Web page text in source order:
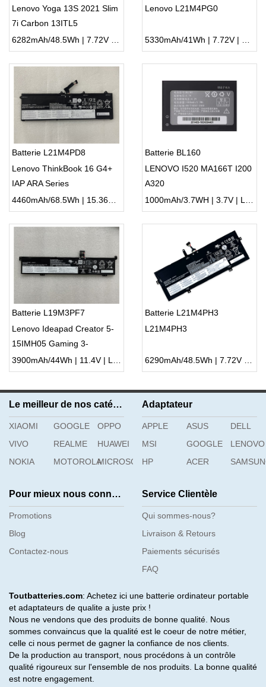
Lenovo Yoga 13S 2021 Slim
7i Carbon 13ITL5
6282mAh/48.5Wh | 7.72V | Li-ion ...
Lenovo L21M4PG0
5330mAh/41Wh | 7.72V | Li-ion ...
Batterie L21M4PD8
Lenovo ThinkBook 16 G4+
IAP ARA Series
4460mAh/68.5Wh | 15.36V | Li-ion ...
Batterie BL160
LENOVO I520 MA166T I200
A320
1000mAh/3.7WH | 3.7V | Li-ion ...
Batterie L19M3PF7
Lenovo Ideapad Creator 5-
15IMH05 Gaming 3-
15ARH05
3900mAh/44Wh | 11.4V | Li-ion ...
Batterie L21M4PH3
L21M4PH3
6290mAh/48.5Wh | 7.72V | Li-ion ...
Le meilleur de nos catégories
XIAOMI GOOGLE
OPPO
VIVO
REALME
HUAWEI
NOKIA
MOTOROLAMICROSOFT
Adaptateur
APPLE ASUS
DELL
MSI
GOOGLE
LENOVO
HP
ACER
Pour mieux nous connaître
Promotions
Blog
Contactez-nous
Service Clientèle
Qui sommes-nous?
Livraison & Retours
Paiements sécurisés
FAQ
Toutbatteries.com: Achetez ici une batterie ordinateur portable
et adaptateurs de qualite a juste prix !
Nous ne vendons que des produits de bonne qualité. Nous
sommes convaincus que la qualité est le coeur de notre métier,
celle ci nous permet de gagner la confiance de nos clients.
De la production au transport, nous procédons à un contrôle
qualité rigoureux sur l'ensemble de nos produits. La bonne qualité
est notre engagement.